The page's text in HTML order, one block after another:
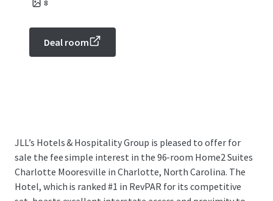
8
Deal room
JLL’s Hotels & Hospitality Group is pleased to offer for
sale the fee simple interest in the 96-room Home2 Suites
Charlotte Mooresville in Charlotte, North Carolina. The
Hotel, which is ranked #1 in RevPAR for its competitive